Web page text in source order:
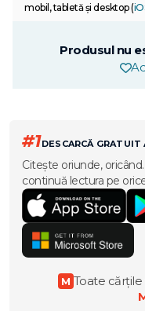
mobil, tabletă și desktop (
Produsul nu
#1DESCARCĂ
Citește oriunde,
continuă lectura pe
M Toate